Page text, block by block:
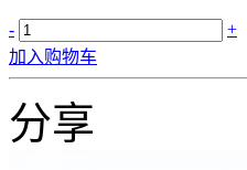
-
+
加入购物车
分享